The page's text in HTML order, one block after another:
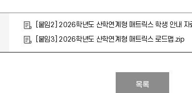
[붙임2] 2026학년도 산학연계형 매트릭스 학생 안내
[붙임3] 2026학년도 산학연계형 매트릭스 로드맵.zip
목록